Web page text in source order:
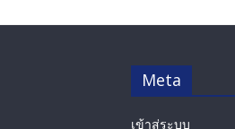
Meta
เข้าสู่ระบบ